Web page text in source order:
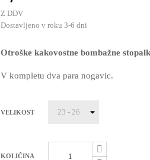
Z DDV
Dostavljeno v roku 3-6 dni
Otroške kakovostne bombažne
V kompletu dva para nogavic.
VELIKOST
KOLIČINA